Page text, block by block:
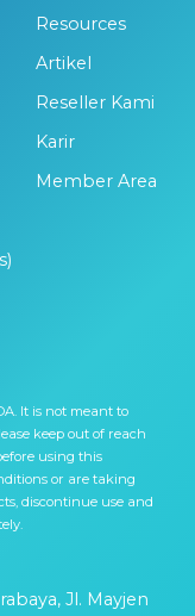
Resources
Artikel
Reseller Kami
Karir
Member Area
It is not meant to
keep out of reach
using this
or are taking
discontinue use and
Jl. Mayjen